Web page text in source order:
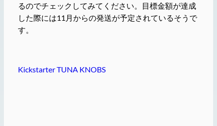
るのでチェックしてみてください。目標金額が達成
した際には11月からの発送が予定されているそうで
す。
Kickstarter TUNA KNOBS